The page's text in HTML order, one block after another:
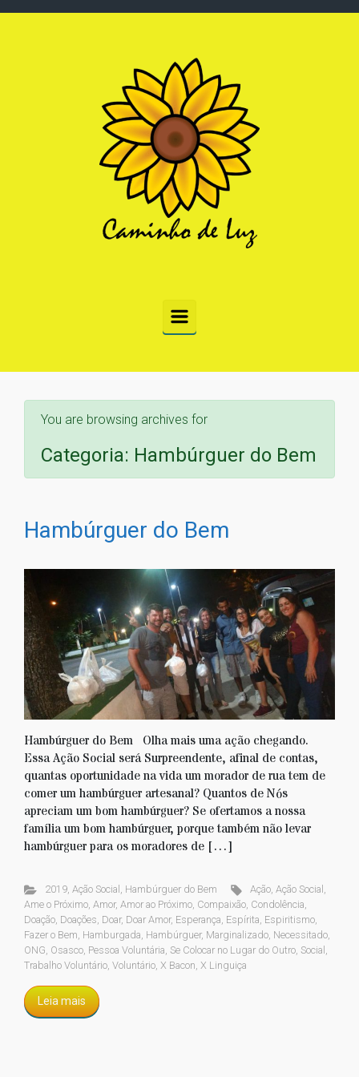
You are browsing archives for
Categoria: Hambúrguer do Bem
Hambúrguer do Bem
Hambúrguer do Bem Olha mais uma ação chegando.
Essa Ação Social será Surpreendente, afinal de contas,
quantas oportunidade na vida um morador de rua tem de
comer um hambúrguer artesanal? Quantos de Nós
apreciam um bom hambúrguer? Se ofertamos a nossa
família um bom hambúrguer, porque também não levar
hambúrguer para os moradores de […]
2019, Ação Social , Hambúrguer do Bem Ação,Ação Social ,
Ame o Próximo, Amor, Amor ao Próximo, Compaixão, Condolência,
Doação, Doações, Doar, Doar Amor, Esperança, Espírita, Espiritismo,
Fazer o Bem, Hamburgada, Hambúrguer, Marginalizado, Necessitado,
ONG, Osasco, Pessoa Voluntária, Se Colocar no Lugar do Outro, Social ,
Trabalho Voluntário, Voluntário, X Bacon, X Linguiça
Leia mais